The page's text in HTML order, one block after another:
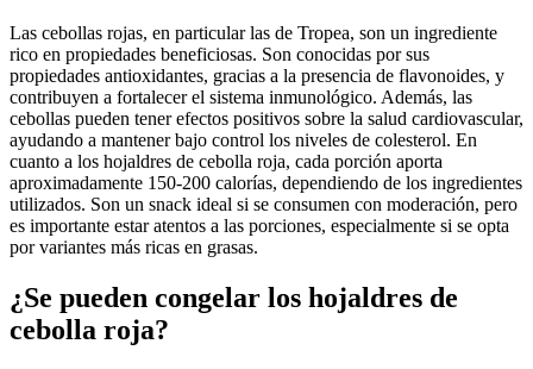
Las cebollas rojas, en particular las de Tropea, son un ingrediente
rico en propiedades beneficiosas. Son conocidas por sus
propiedades antioxidantes, gracias a la presencia de flavonoides, y
contribuyen a fortalecer el sistema inmunológico. Además, las
cebollas pueden tener efectos positivos sobre la salud cardiovascular,
ayudando a mantener bajo control los niveles de colesterol. En
cuanto a los hojaldres de cebolla roja, cada porción aporta
aproximadamente 150-200 calorías, dependiendo de los ingredientes
utilizados. Son un snack ideal si se consumen con moderación, pero
es importante estar atentos a las porciones, especialmente si se opta
por variantes más ricas en grasas.
¿Se pueden congelar los hojaldres de
cebolla roja?